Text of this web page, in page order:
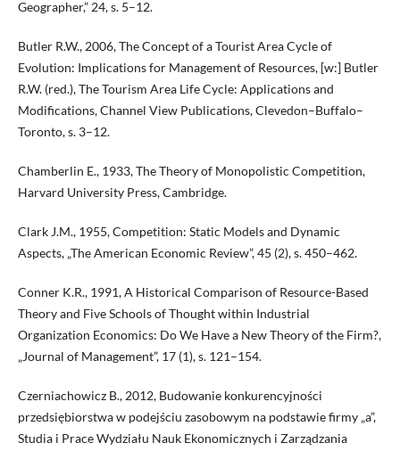
Geographer,” 24, s. 5–12.
Butler R.W., 2006, The Concept of a Tourist Area Cycle of
Evolution: Implications for Management of Resources, [w:] Butler
R.W. (red.), The Tourism Area Life Cycle: Applications and
Modifications, Channel View Publications, Clevedon–Buffalo–
Toronto, s. 3–12.
Chamberlin E., 1933, The Theory of Monopolistic Competition,
Harvard University Press, Cambridge.
Clark J.M., 1955, Competition: Static Models and Dynamic
Aspects, „The American Economic Review”, 45 (2), s. 450–462.
Conner K.R., 1991, A Historical Comparison of Resource-Based
Theory and Five Schools of Thought within Industrial
Organization Economics: Do We Have a New Theory of the Firm?,
„Journal of Management”, 17 (1), s. 121–154.
Czerniachowicz B., 2012, Budowanie konkurencyjności
przedsiębiorstwa w podejściu zasobowym na podstawie firmy „a”,
Studia i Prace Wydziału Nauk Ekonomicznych i Zarządzania